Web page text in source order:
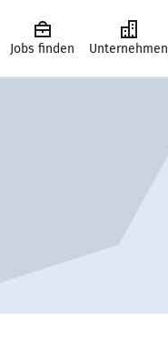
Jobs finden Unternehmen